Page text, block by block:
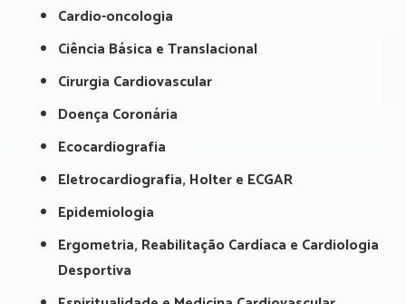
Cardio-oncologia
Ciência Básica e Translacional
Cirurgia Cardiovascular
Doença Coronária
Ecocardiografia
Eletrocardiografia, Holter e ECGAR
Epidemiologia
Ergometria, Reabilitação Cardíaca e Cardiologia
Desportiva